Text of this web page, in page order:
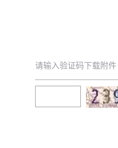
请输入验证码下载附件